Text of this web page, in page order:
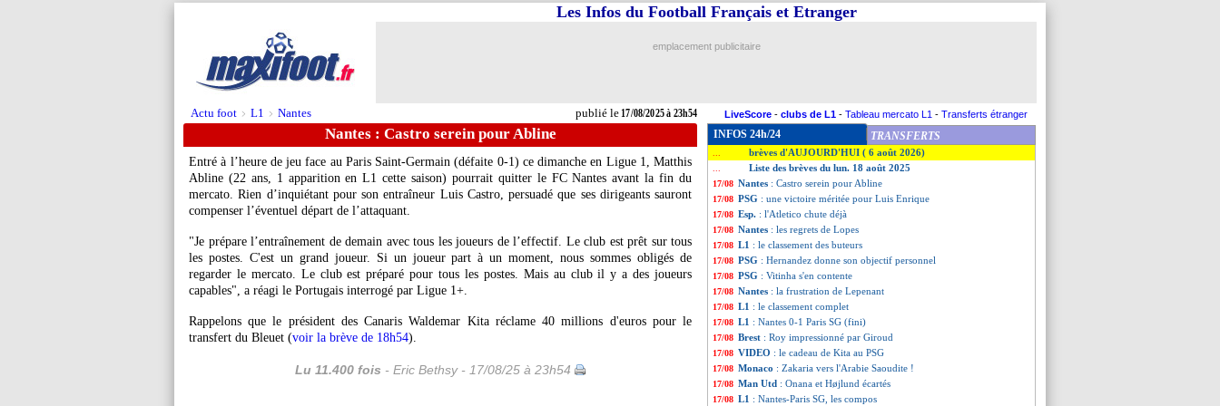
Actu foot > L1 > Nantes publié le17/08/2025 à 23h54
Les Infos du Football Français et Etranger
emplacement publicitaire
LiveScore - clubs de L1 - Tableau mercato L1 - Transferts étranger
Nantes : Castro serein pour Abline
Entré à l’heure de jeu face au Paris Saint-Germain (défaite 0-1) ce dimanche en Ligue 1, Matthis
Abline (22 ans, 1 apparition en L1 cette saison) pourrait quitter le FC Nantes avant la fin du
mercato. Rien d’inquiétant pour son entraîneur Luis Castro, persuadé que ses dirigeants sauront
compenser l’éventuel départ de l’attaquant.
"Je prépare l’entraînement de demain avec tous les joueurs de l’effectif. Le club est prêt sur tous
les postes. C'est un grand joueur. Si un joueur part à un moment, nous sommes obligés de
regarder le mercato. Le club est préparé pour tous les postes. Mais au club il y a des joueurs
capables", a réagi le Portugais interrogé par Ligue 1+.
Rappelons que le président des Canaris Waldemar Kita réclame 40 millions d'euros pour le
transfert du Bleuet (voir la brève de 18h54).
Lu 11.400 fois - Eric Bethsy - 17/08/25 à 23h54
INFOS 24h/24 TRANSFERTS
brèves d'AUJOURD'HUI ( 6 août 2026)
Liste des brèves du lun. 18 août 2025
17/08 Nantes : Castro serein pour Abline
17/08 PSG : une victoire méritée pour Luis Enrique
17/08 Esp. : l'Atletico chute déjà
17/08 Nantes : les regrets de Lopes
17/08 L1 : le classement des buteurs
17/08 PSG : Hernandez donne son objectif personnel
17/08 PSG : Vitinha s'en contente
17/08 Nantes : la frustration de Lepenant
17/08 L1 : le classement complet
17/08 L1 : Nantes 0-1 Paris SG (fini)
17/08 Brest : Roy impressionné par Giroud
17/08 VIDEO : le cadeau de Kita au PSG
17/08 Monaco : Zakaria vers l'Arabie Saoudite !
17/08 Man Utd : Onana et Højlund écartés
17/08 L1 : Nantes-Paris SG, les compos